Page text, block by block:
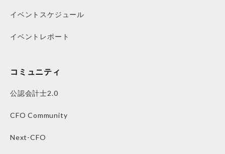
イベントスケジュール
イベントレポート
コミュニティ
公認会計士2.0
CFO Community
Next-CFO